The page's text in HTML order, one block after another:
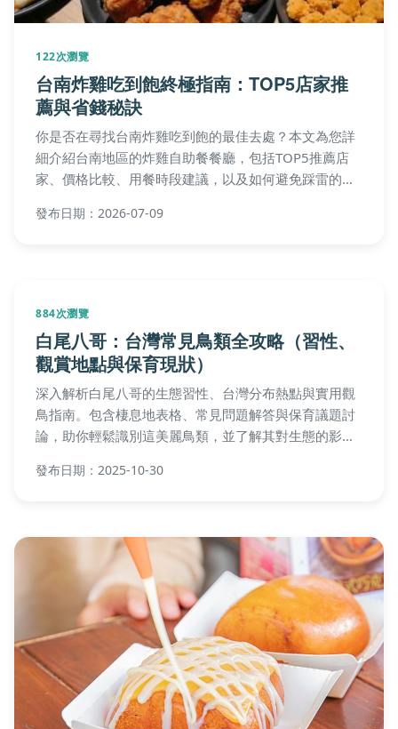
122次瀏覽
台南炸雞吃到飽終極指南：TOP5店家推
薦與省錢秘訣
你是否在尋找台南炸雞吃到飽的最佳去處？本文為您詳
細介紹台南地區的炸雞自助餐餐廳，包括TOP5推薦店
家、價格比較、用餐時段建議，以及如何避免踩雷的實
炸雞吃到飽的疑問，幫助您規劃完美的美食之旅。
發布日期：2026-07-09
884次瀏覽
白尾八哥：台灣常見鳥類全攻略（習性、
觀賞地點與保育現狀）
深入解析白尾八哥的生態習性、台灣分布熱點與實用觀
鳥指南。包含棲息地表格、常見問題解答與保育議題討
論，助你輕鬆識別這美麗鳥類，並了解其對生態的影
發布日期：2025-10-30